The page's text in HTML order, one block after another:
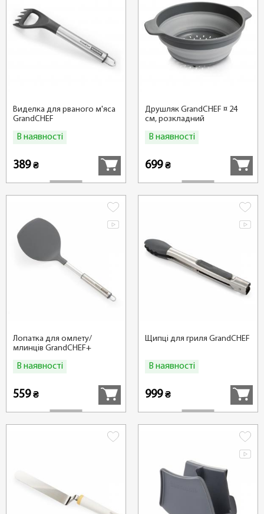
Виделка для рваного м'яса
GrandCHEF
В наявності
389₴
Друшляк GrandCHEF ¤ 24
см, розкладний
В наявності
699₴
Лопатка для омлету/
млинців GrandCHEF+
В наявності
559₴
Щипці для гриля GrandCHEF
В наявності
999₴